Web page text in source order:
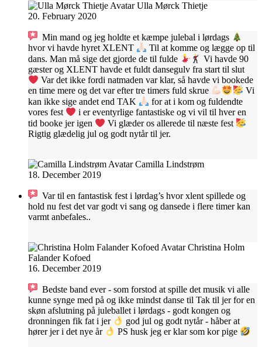
Ulla Mørck Thietje
20. February 2020
Min mand og jeg holdte et kæmpe julebal i lørdags
hvor vi havde hyret XLENT
Til at komme og lægge op til
dans. Man må sige det gjorde de til fulde
Vi havde 90
gæster og XLENT havde et fuldt dansegulv fra start til slut
Var det ikke fordi natmaden var klar, så havde vi bookede
en time mere og det var efter tre timers fuld skrue
Vi
kan ikke sige andet end TAK
for at i kom og fuldendte
vores fest
i er eventyrlige fantastiske og vi vil til hver en
tid booke jer igen
Vi glæder os allerede til næste fest
Rigtig glædelig jul og godt nytår til jer.
Camilla Lindstrøm
18. December 2019
Var til en fantastisk fest i lørdag’s hvor xlent spillede og
hold nu fest det var godt vi sang og dansede i flere timer kan
varmt anbefales..
Christina Holm
Falander Kofoed
16. December 2019
Bedste band ever - som forstod at spille det musik vi alle
kunne synge med på og ikke mindst danse til Tak til jer for en
skøn afslutning på juleballet i lørdags - godt kongen og
dronningen fik fat i jer
god jul og godt nytår - håber at
hører jer i det nye år
PS husk jeg er klar som kor pige